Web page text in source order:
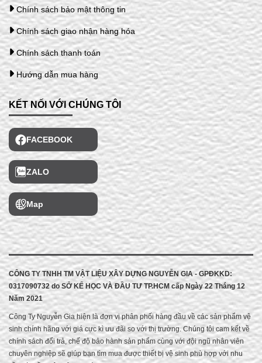
Chính sách bảo mật thông tin
Chính sách giao nhận hàng hóa
Chính sách thanh toán
Hướng dẫn mua hàng
KẾT NỐI VỚI CHÚNG TÔI
FACEBOOK
ZALO
Map
CÔNG TY TNHH TM VẬT LIỆU XÂY DỰNG NGUYỄN GIA - GPĐKKD:
0317090732 do SỞ KẾ HỌC VÀ ĐẦU TƯ TP.HCM cấp Ngày 22 Tháng 12
Năm 2021
Công Ty Nguyễn Gia hiện là đơn vị phân phối hàng đầu về các sản phẩm vệ
sinh chính hãng với giá cực kì ưu đãi so với thị trường. Chúng tôi cam kết về
chính sách đổi trả, chế độ bảo hành sản phẩm cùng với đội ngũ nhân viên
chuyên nghiệp sẽ giúp bạn tìm mua được thiết bị vệ sinh phù hợp với nhu